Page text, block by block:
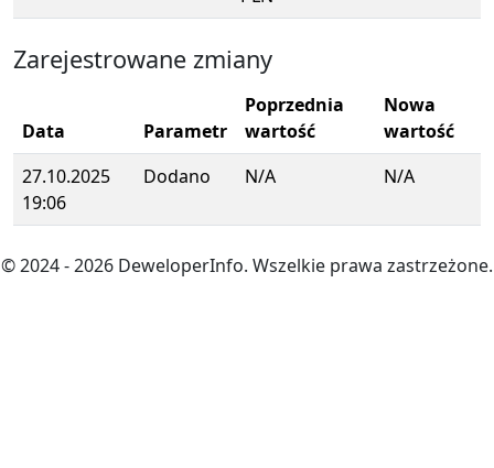
Zarejestrowane zmiany
Data Parametr
Poprzednia
wartość
Nowa
wartość
27.10.2025
19:06
Dodano N/A N/A
© 2024- 2026 DeweloperInfo. Wszelkie prawa zastrzeżone.